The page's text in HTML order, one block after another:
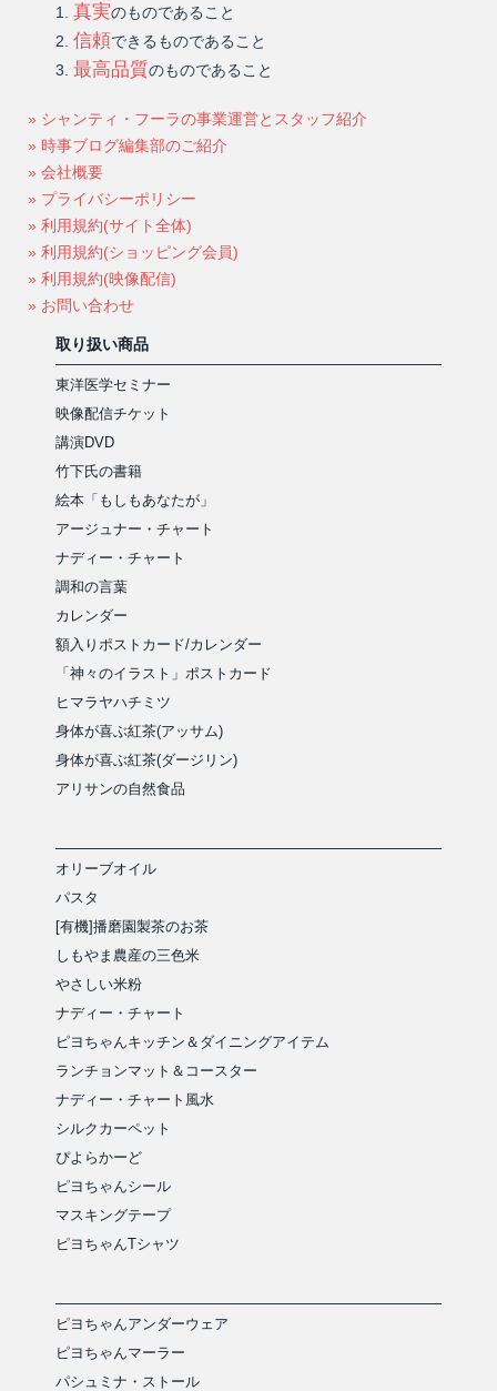
真実のものであること
信頼できるものであること
最高品質のものであること
» シャンティ・フーラの事業運営とスタッフ紹介
» 時事ブログ編集部のご紹介
» 会社概要
» プライバシーポリシー
» 利用規約(サイト全体)
» 利用規約(ショッピング会員)
» 利用規約(映像配信)
» お問い合わせ
取り扱い商品
東洋医学セミナー
映像配信チケット
講演DVD
竹下氏の書籍
絵本「もしもあなたが」
アージュナー・チャート
ナディー・チャート
調和の言葉
カレンダー
額入りポストカード/カレンダー
「神々のイラスト」ポストカード
ヒマラヤハチミツ
身体が喜ぶ紅茶(アッサム)
身体が喜ぶ紅茶(ダージリン)
アリサンの自然食品
オリーブオイル
パスタ
[有機]播磨園製茶のお茶
しもやま農産の三色米
やさしい米粉
ナディー・チャート
ピヨちゃんキッチン＆ダイニングアイテム
ランチョンマット＆コースター
ナディー・チャート風水
シルクカーペット
ぴよらかーど
ピヨちゃんシール
マスキングテープ
ピヨちゃんTシャツ
ピヨちゃんアンダーウェア
ピヨちゃんマーラー
パシュミナ・ストール